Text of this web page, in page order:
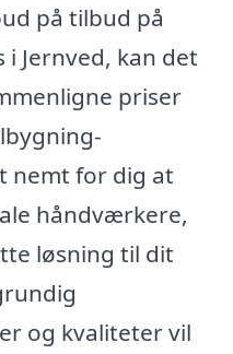
på tilbud på
Jernved, kan det
priser
nemt for dig at
håndværkere,
løsning til dit
og kvaliteter vil